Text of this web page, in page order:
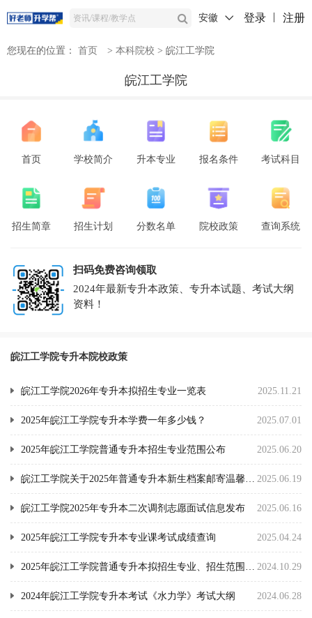
安徽 登录 注册
您现在的位置： 首页 > 本科院校 > 皖江工学院
皖江工学院
首页 学校简介 升本专业 报名条件 考试科目
招生简章 招生计划 分数名单 院校政策 查询系统
扫码免费咨询领取
2024年最新专升本政策、专升本试题、考试大纲
资料！
皖江工学院专升本院校政策
皖江工学院2026年专升本拟招生专业一览表 2025.11.21
2025年皖江工学院专升本学费一年多少钱？ 2025.07.01
2025年皖江工学院普通专升本招生专业范围公布 2025.06.20
2025.06.19
皖江工学院2025年专升本二次调剂志愿面试信息发布 2025.06.16
2025年皖江工学院专升本专业课考试成绩查询 2025.04.24
2024.10.29
2024年皖江工学院专升本考试《水力学》考试大纲 2024.06.28